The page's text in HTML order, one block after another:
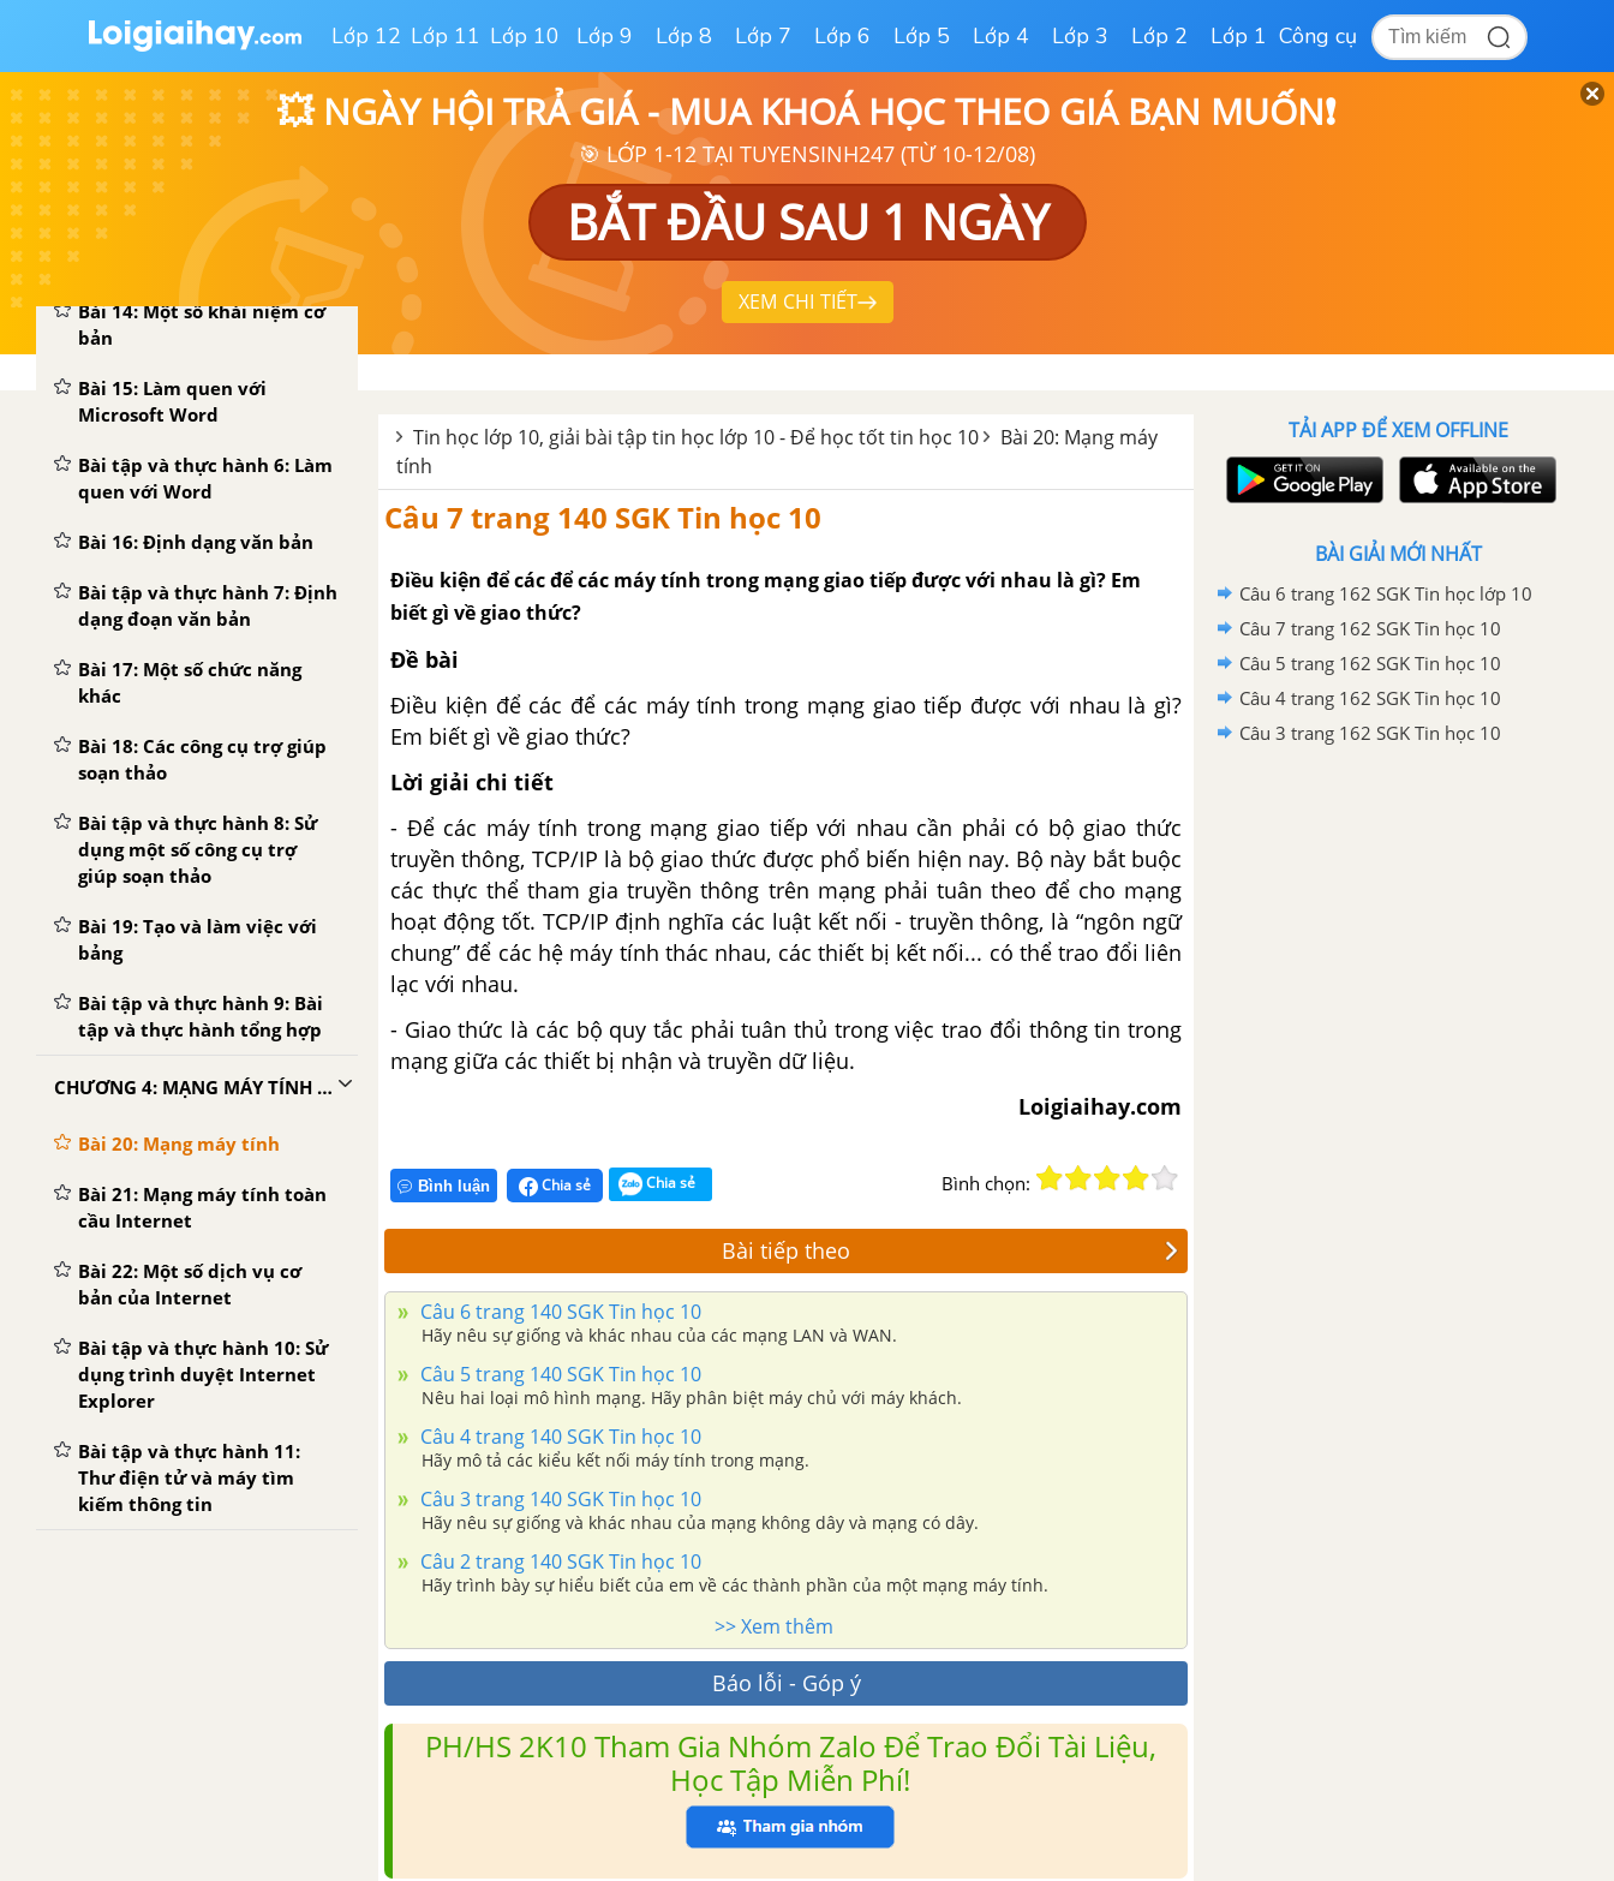
Lớp 12 Lớp 11 Lớp 10 Lớp 9 Lớp 8 Lớp 7 Lớp 6 Lớp 5 Lớp 4 Lớp 3 Lớp 2 Lớp 1 Công cụ
💥 NGÀY HỘI TRẢ GIÁ - MUA KHOÁ HỌC THEO GIÁ BẠN MUỐN❗
🎯 LỚP 1-12 TẠI TUYENSINH247 (TỪ 10-12/08)
BẮT ĐẦU SAU 1 NGÀY
XEM CHI TIẾT
tiếp với hệ điều hành
Windows
Bài tập và thực hành 5: Thao
tác với tệp và thư mục
Bài 13: Một số hệ điều hành
thông dụng
CHƯƠNG 3: SOẠN THẢO VĂN BẢN
Bài 14: Một số khái niệm cơ
bản
Bài 15: Làm quen với
Microsoft Word
Bài tập và thực hành 6: Làm
quen với Word
Bài 16: Định dạng văn bản
Bài tập và thực hành 7: Định
dạng đoạn văn bản
Bài 17: Một số chức năng
khác
Bài 18: Các công cụ trợ giúp
soạn thảo
Bài tập và thực hành 8: Sử
dụng một số công cụ trợ
giúp soạn thảo
Bài 19: Tạo và làm việc với
bảng
Bài tập và thực hành 9: Bài
tập và thực hành tổng hợp
CHƯƠNG 4: MẠNG MÁY TÍNH VÀ INTERNET
Bài 20: Mạng máy tính
Bài 21: Mạng máy tính toàn
cầu Internet
Bài 22: Một số dịch vụ cơ
bản của Internet
Bài tập và thực hành 10: Sử
dụng trình duyệt Internet
Explorer
Bài tập và thực hành 11:
Thư điện tử và máy tìm
kiếm thông tin
Tin học lớp 10, giải bài tập tin học lớp 10 - Để học tốt tin học 10
Bài 20: Mạng máy
tính
Câu 7 trang 140 SGK Tin học 10
Điều kiện để các để các máy tính trong mạng giao tiếp được với nhau là gì? Em
biết gì về giao thức?
Đề bài
Điều kiện để các để các máy tính trong mạng giao tiếp được với nhau là gì?
Em biết gì về giao thức?
Lời giải chi tiết
- Để các máy tính trong mạng giao tiếp với nhau cần phải có bộ giao thức
truyền thông, TCP/IP là bộ giao thức được phổ biến hiện nay. Bộ này bắt buộc
các thực thể tham gia truyền thông trên mạng phải tuân theo để cho mạng
hoạt động tốt. TCP/IP định nghĩa các luật kết nối - truyền thông, là “ngôn ngữ
chung” để các hệ máy tính thác nhau, các thiết bị kết nối... có thể trao đổi liên
lạc với nhau.
- Giao thức là các bộ quy tắc phải tuân thủ trong việc trao đổi thông tin trong
mạng giữa các thiết bị nhận và truyền dữ liệu.
Loigiaihay.com
Bình luận Chia sẻ Chia sẻ Bình chọn:
Bài tiếp theo
Câu 6 trang 140 SGK Tin học 10
Hãy nêu sự giống và khác nhau của các mạng LAN và WAN.
Câu 5 trang 140 SGK Tin học 10
Nêu hai loại mô hình mạng. Hãy phân biệt máy chủ với máy khách.
Câu 4 trang 140 SGK Tin học 10
Hãy mô tả các kiểu kết nối máy tính trong mạng.
Câu 3 trang 140 SGK Tin học 10
Hãy nêu sự giống và khác nhau của mạng không dây và mạng có dây.
Câu 2 trang 140 SGK Tin học 10
Hãy trình bày sự hiểu biết của em về các thành phần của một mạng máy tính.
>> Xem thêm
Báo lỗi - Góp ý
PH/HS 2K10 Tham Gia Nhóm Zalo Để Trao Đổi Tài Liệu,
Học Tập Miễn Phí!
TẢI APP ĐỂ XEM OFFLINE
BÀI GIẢI MỚI NHẤT
Câu 6 trang 162 SGK Tin học lớp 10
Câu 7 trang 162 SGK Tin học 10
Câu 5 trang 162 SGK Tin học 10
Câu 4 trang 162 SGK Tin học 10
Câu 3 trang 162 SGK Tin học 10